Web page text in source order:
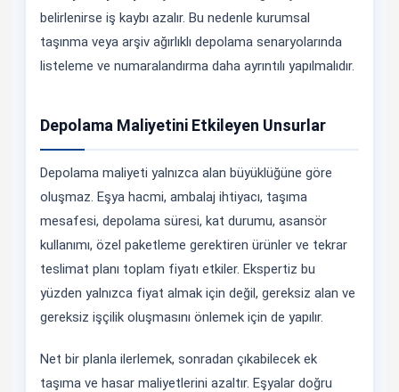
belirlenirse iş kaybı azalır. Bu nedenle kurumsal
taşınma veya arşiv ağırlıklı depolama senaryolarında
listeleme ve numaralandırma daha ayrıntılı yapılmalıdır.
Depolama Maliyetini Etkileyen Unsurlar
Depolama maliyeti yalnızca alan büyüklüğüne göre
oluşmaz. Eşya hacmi, ambalaj ihtiyacı, taşıma
mesafesi, depolama süresi, kat durumu, asansör
kullanımı, özel paketleme gerektiren ürünler ve tekrar
teslimat planı toplam fiyatı etkiler. Ekspertiz bu
yüzden yalnızca fiyat almak için değil, gereksiz alan ve
gereksiz işçilik oluşmasını önlemek için de yapılır.
Net bir planla ilerlemek, sonradan çıkabilecek ek
taşıma ve hasar maliyetlerini azaltır. Eşyalar doğru